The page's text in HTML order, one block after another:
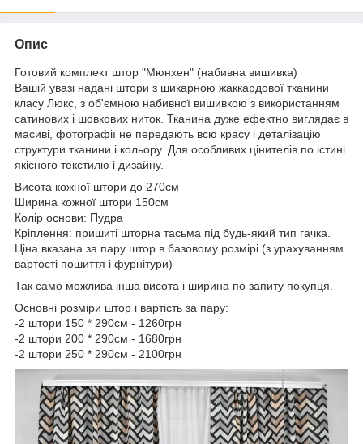
Опис
Готовий комплект штор "Мюнхен" (набивна вишивка)
Вашій увазі надані штори з шикарною жаккардової тканини
класу Люкс, з об'ємною набивної вишивкою з використанням
сатинових і шовкових ниток. Тканина дуже ефектно виглядає в
масиві, фотографії не передають всю красу і деталізацію
структури тканини і кольору. Для особливих цінителів по істині
якісного текстилю і дизайну.
Висота кожної штори до 270см
Ширина кожної штори 150см
Колір основи: Пудра
Кріплення: пришиті шторна тасьма під будь-який тип гачка.
Ціна вказана за пару штор в базовому розмірі (з урахуванням
вартості пошиття і фурнітури)
Так само можлива інша висота і ширина по запиту покупця.
Основні розміри штор і вартість за пару:
-2 штори 150 * 290см - 1260грн
-2 штори 200 * 290см - 1680грн
-2 штори 250 * 290см - 2100грн